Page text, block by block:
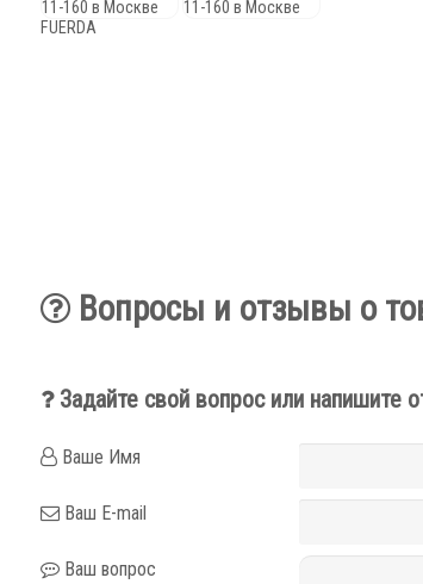
FUERDA
Вопросы и отзывы о
Задайте свой вопрос или напишите
Ваше Имя
Ваш E-mail
Ваш вопрос